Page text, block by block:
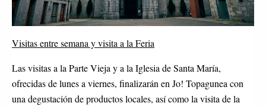
Visitas entre semana y visita a la Feria
Las visitas a la Parte Vieja y a la Iglesia de Santa María,
ofrecidas de lunes a viernes, finalizarán en Jo! Topagunea con
una degustación de productos locales, así como la visita de la